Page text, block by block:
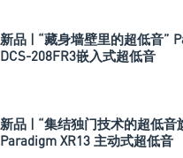
新品 | “藏身墙壁里的超低音”
DCS-208FR3嵌入式超低音
新品 | “集结独门技术的超低音
Paradigm XR13 主动式超低音